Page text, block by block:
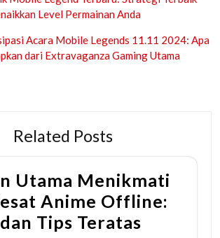
Level Permainan Anda
Acara Mobile Legends 11.11 2024: Apa
dari Extravaganza Gaming Utama
Related Posts
Utama Menikmati
Anime Offline:
Tips Teratas